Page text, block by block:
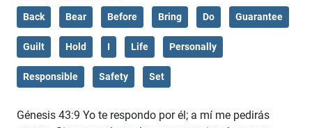
Back Bear Before Bring Do Guarantee
Guilt Hold I Life Personally
Responsible Safety Set
Génesis 43:9 Yo te respondo por él; a mí me pedirás